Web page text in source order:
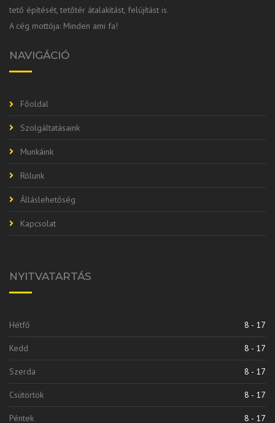
tető építését, tetőtér átalakítást, felújítást is.
A cég mottója: Minden ami fa!
NAVIGÁCIÓ
Főoldal
Szolgáltatásaink
Munkáink
Rólunk
Álláslehetőség
Kapcsolat
NYITVATARTÁS
Hétfő 8 - 17
Kedd 8 - 17
Szerda 8 - 17
Csütörtök 8 - 17
Péntek 8 - 17